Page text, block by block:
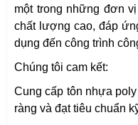
một trong những đơn
chất lượng cao, đáp
dụng đến công trình
Chúng tôi cam kết:
Cung cấp tôn nhựa
ràng và đạt tiêu chuẩn